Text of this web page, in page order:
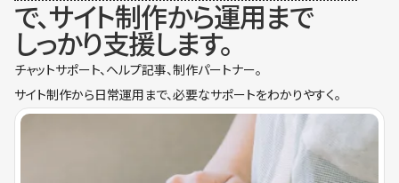
で、サイト制作から運用まで
しっかり支援します。
チャットサポート、ヘルプ記事、制作パートナー。
サイト制作から日常運用まで、必要なサポートをわかりやすく。